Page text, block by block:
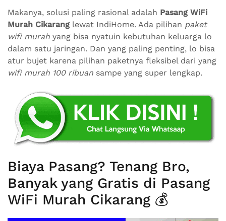
Makanya, solusi paling rasional adalah Pasang WiFi
Murah Cikaranglewat IndiHome. Ada pilihan paket
wifi murah yang bisa nyatuin kebutuhan keluarga lo
dalam satu jaringan. Dan yang paling penting, lo bisa
atur bujet karena pilihan paketnya fleksibel dari yang
wifi murah 100 ribuan sampe yang super lengkap.
Biaya Pasang? Tenang Bro,
Banyak yang Gratis di Pasang
WiFi Murah Cikarang 💰